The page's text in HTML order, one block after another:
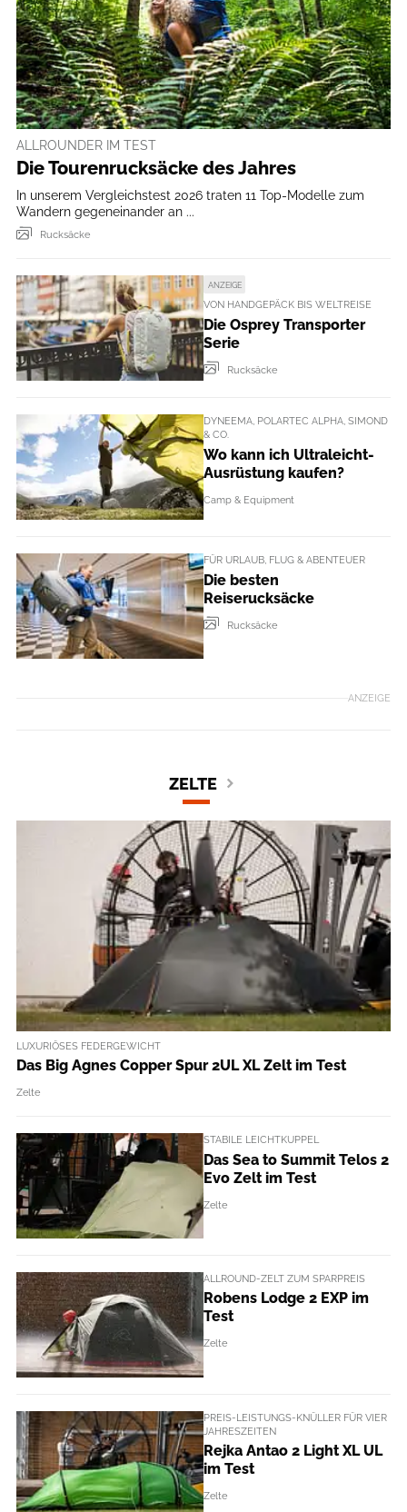
ALLROUNDER IM TEST
Die Tourenrucksäcke des Jahres
In unserem Vergleichstest 2026 traten 11 Top-Modelle zum
Wandern gegeneinander an ...
Rucksäcke
ANZEIGE
VON HANDGEPÄCK BIS WELTREISE
Die Osprey Transporter
Serie
Rucksäcke
DYNEEMA, POLARTEC ALPHA, SIMOND
& CO.
Wo kann ich Ultraleicht-
Ausrüstung kaufen?
Camp & Equipment
FÜR URLAUB, FLUG & ABENTEUER
Die besten
Reiserucksäcke
Rucksäcke
ANZEIGE
ZELTE
LUXURIÖSES FEDERGEWICHT
Das Big Agnes Copper Spur 2UL XL Zelt im Test
Zelte
STABILE LEICHTKUPPEL
Das Sea to Summit Telos 2
Evo Zelt im Test
Zelte
ALLROUND-ZELT ZUM SPARPREIS
Robens Lodge 2 EXP im
Test
Zelte
PREIS-LEISTUNGS-KNÜLLER FÜR VIER
JAHRESZEITEN
Rejka Antao 2 Light XL UL
im Test
Zelte